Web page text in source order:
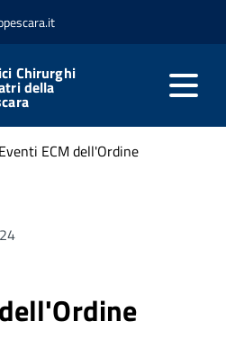
Chirurghi
della
Eventi ECM dell'Ordine